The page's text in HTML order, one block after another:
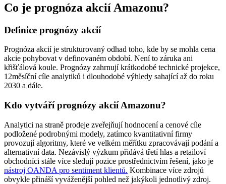
Co je prognóza akcií Amazonu?
Definice prognózy akcií
Prognóza akcií je strukturovaný odhad toho, kde by se mohla cena
akcie pohybovat v definovaném období. Není to záruka ani
křišťálová koule. Prognózy zahrnují krátkodobé technické projekce,
12měsíční cíle analytiků i dlouhodobé výhledy sahající až do roku
2030 a dále.
Kdo vytváří prognózy akcií Amazonu?
Analytici na straně prodeje zveřejňují hodnocení a cenové cíle
podložené podrobnými modely, zatímco kvantitativní firmy
provozují algoritmy, které ve velkém měřítku zpracovávají podání a
alternativní data. Nezávislý výzkum přidává třetí hlas a retailoví
obchodníci stále více sledují pozice prostřednictvím řešení, jako je
nástroj OANDA pro sentiment klientů. Kombinace více zdrojů
obvykle přináší vyváženější pohled než jakýkoli jednotlivý zdroj.